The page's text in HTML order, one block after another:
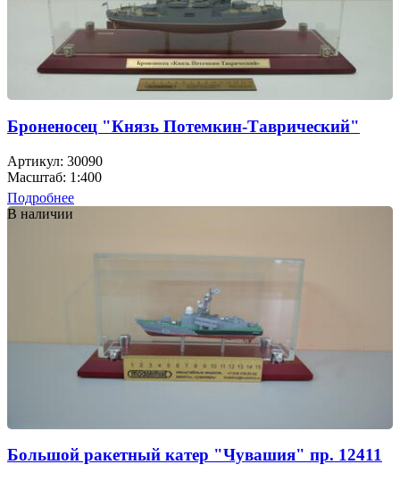
Броненосец "Князь Потемкин-Таврический"
Артикул: 30090
Масштаб: 1:400
Подробнее
В наличии
Большой ракетный катер "Чувашия" пр. 12411